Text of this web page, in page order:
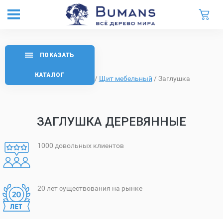
Главная / / Щит мебельный / Заглушка
ЗАГЛУШКА ДЕРЕВЯННЫЕ
ПОКАЗАТЬ
КАТАЛОГ
1000 довольных клиентов
20 лет существования на рынке